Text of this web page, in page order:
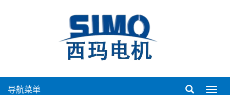
导
导航菜单